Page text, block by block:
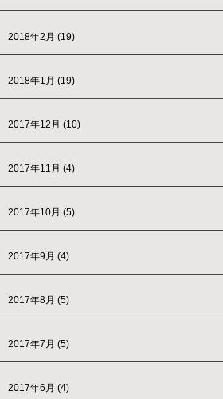
2018年2月 (19)
2018年1月 (19)
2017年12月 (10)
2017年11月 (4)
2017年10月 (5)
2017年9月 (4)
2017年8月 (5)
2017年7月 (5)
2017年6月 (4)